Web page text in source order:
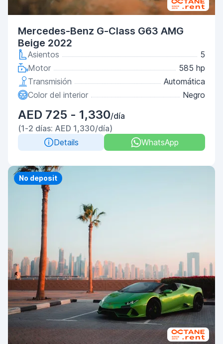
Mercedes-Benz G-Class G63 AMG
Beige 2022
Asientos
5
Motor
585 hp
Transmisión
Automática
Color del interior
Negro
AED 725 - 1,330/día
(1-2 días: AED 1,330/día)
Details
WhatsApp
Priority
No deposit